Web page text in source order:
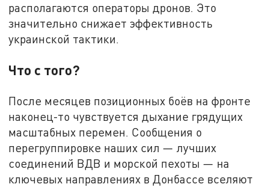
располагаются операторы дронов. Это
значительно снижает эффективность
украинской тактики.
Что с того?
После месяцев позиционных боёв на фронте
наконец-то чувствуется дыхание грядущих
масштабных перемен. Сообщения о
перегруппировке наших сил — лучших
соединений ВДВ и морской пехоты — на
ключевых направлениях в Донбассе вселяют